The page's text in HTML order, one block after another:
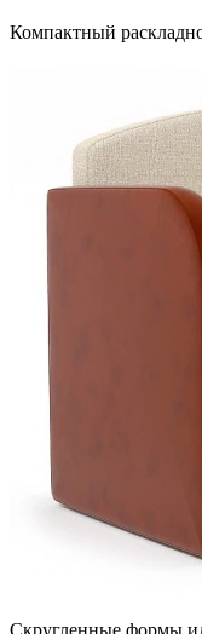
Компактный